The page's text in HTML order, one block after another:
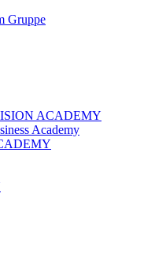
Gruppe
ACADEMY
Academy